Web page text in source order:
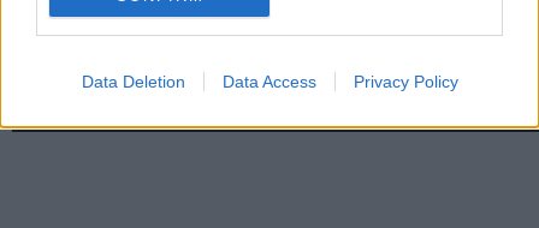
Data Deletion Data Access Privacy Policy